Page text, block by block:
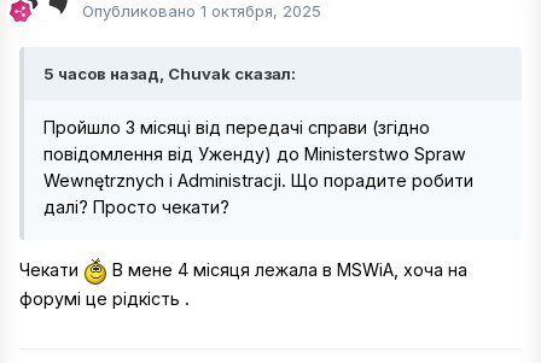
Опубликовано 1 октября, 2025
5 часов назад, Chuvak сказал:
Пройшло 3 місяці від передачі справи (згідно
повідомлення від Уженду) до Ministerstwo Spraw
Wewnętrznych i Administracji. Що порадите робити
далі? Просто чекати?
Чекати
В мене 4 місяця лежала в MSWiA, хоча на
форумі це рідкість .